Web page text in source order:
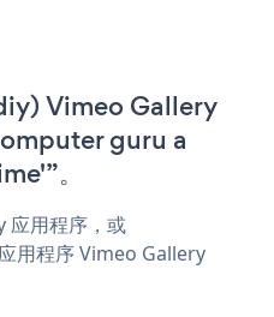
Vimeo Gallery
guru a
。
应用程序，或
用程序 Vimeo Gallery